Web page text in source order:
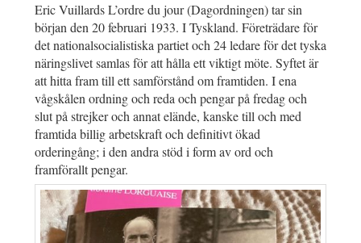
Eric Vuillards L’ordre du jour (Dagordningen) tar sin
början den 20 februari 1933. I Tyskland. Företrädare för
det nationalsocialistiska partiet och 24 ledare för det tyska
näringslivet samlas för att hålla ett viktigt möte. Syftet är
att hitta fram till ett samförstånd om framtiden. I ena
vågskålen ordning och reda och pengar på fredag och
slut på strejker och annat elände, kanske till och med
framtida billig arbetskraft och definitivt ökad
orderingång; i den andra stöd i form av ord och
framförallt pengar.